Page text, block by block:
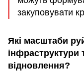
закуповувати
Які масштаби
інфраструктури
відновлення?